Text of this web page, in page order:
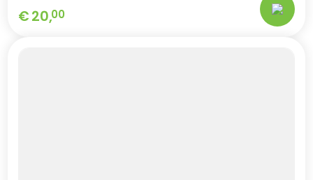
€20,00